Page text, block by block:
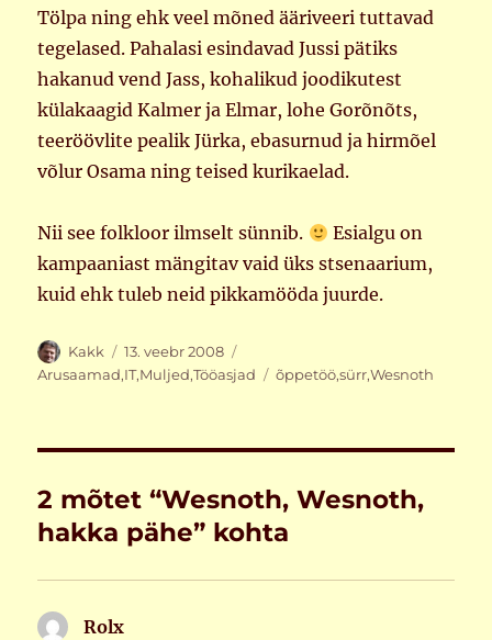
Tölpa ning ehk veel mõned ääriveeri tuttavad
tegelased. Pahalasi esindavad Jussi pätiks
hakanud vend Jass, kohalikud joodikutest
külakaagid Kalmer ja Elmar, lohe Gorõnõts,
teeröövlite pealik Jürka, ebasurnud ja hirmõel
võlur Osama ning teised kurikaelad.
Nii see folkloor ilmselt sünnib.
Esialgu on
kampaaniast mängitav vaid üks stsenaarium,
kuid ehk tuleb neid pikkamööda juurde.
Autor
Kakk Postitatud
13. veebr 2008
Arusaamad,IT,Muljed,Tööasjad Sildid
õppetöö,sürr,Wesnoth
2 mõtet “Wesnoth, Wesnoth,
hakka pähe” kohta
Rolx